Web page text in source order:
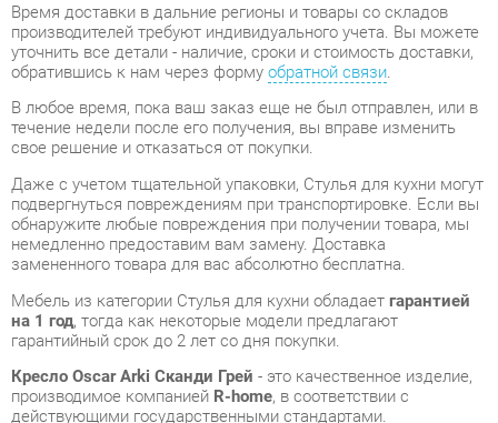
В любое время, пока ваш заказ еще не был отправлен, или в
течение недели после его получения, вы вправе изменить
свое решение и отказаться от покупки.
Даже с учетом тщательной упаковки, Стулья для кухни могут
подвергнуться повреждениям при транспортировке. Если вы
обнаружите любые повреждения при получении товара, мы
немедленно предоставим вам замену. Доставка
замененного товара для вас абсолютно бесплатна.
Мебель из категории Стулья для кухни обладаетгарантией
на 1 год, тогда как некоторые модели предлагают
гарантийный срок до 2 лет со дня покупки.
производимое компаниейR-home, в соответствии с
действующими государственными стандартами.
Мы надеемся, что вам понравится ваша покупка, и будем
очень признательны, если вы поделитесь своими
впечатлениями, что поможет нашим будущим покупателям
сориентироваться.